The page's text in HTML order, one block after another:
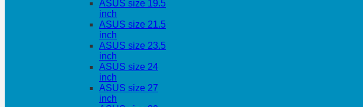
ASUS size 19.5
inch
ASUS size 21.5
inch
ASUS size 23.5
inch
ASUS size 24
inch
ASUS size 27
inch